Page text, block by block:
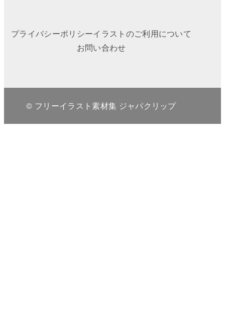
プライバシーポリシーイラストのご利用について
お問い合わせ
© フリーイラスト素材集 ジャパクリップ